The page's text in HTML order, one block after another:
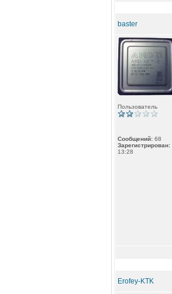
baster
Пользователь
Сообщений: 68
Зарегистрирован:
13:28
Erofey-KTK